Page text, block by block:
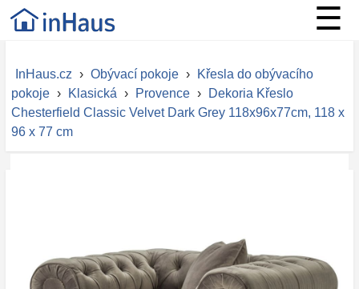
☰
InHaus.cz › Obývací pokoje ›
Křesla do obývacího
pokoje › Klasická › Provence ›
Dekoria Křeslo
Chesterfield Classic Velvet Dark Grey 118x96x77cm, 118 x
96 x 77 cm